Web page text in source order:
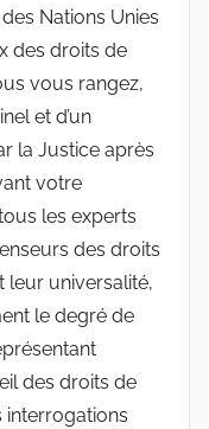
Nations Unies
des droits de
vous rangez,
et d’un
la Justice après
votre
les experts
des droits
leur universalité,
le degré de
des droits de
interrogations